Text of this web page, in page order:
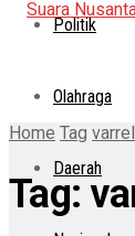
Politik
Olahraga
Daerah
Home Tag
Tag: